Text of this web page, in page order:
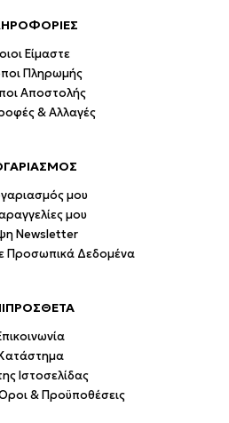
Είμαστε
Πληρωμής
Αποστολής
& Αλλαγές
μου
μου
Newsletter
Προσωπικά Δεδομένα
Ιστοσελίδας
& Προϋποθέσεις